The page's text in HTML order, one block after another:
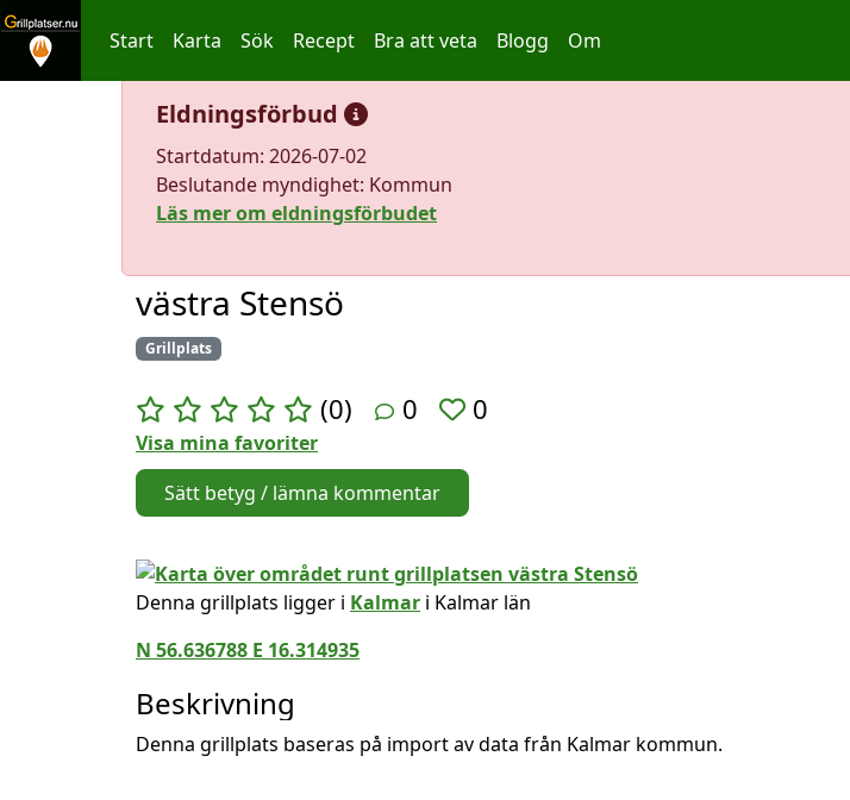
Start Karta Sök Recept Bra att veta Blogg Om
Eldningsförbud
Startdatum: 2026-07-02
Beslutande myndighet: Kommun
Läs mer om eldningsförbudet
västra Stensö
Grillplats
(0) 0 0
Visa mina favoriter
Sätt betyg / lämna kommentar
Denna grillplats ligger i Kalmar i Kalmar län
N 56.636788 E 16.314935
Beskrivning
Denna grillplats baseras på import av data från Kalmar kommun.